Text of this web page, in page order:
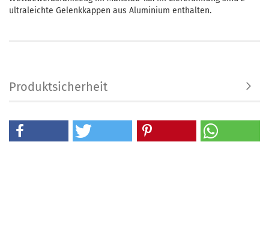
ultraleichte Gelenkkappen aus Aluminium enthalten.
Produktsicherheit